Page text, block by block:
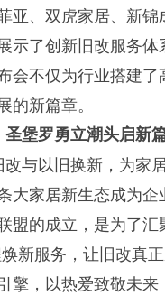
亚、双虎家居、新
示了创新旧改服务
会不仅为行业搭建
的新篇章。
堡罗勇立潮头启新
与以旧换新，为家
大家居新生态成为
盟的成立，是为了
新服务，让旧改真
擎，以热爱致敬未